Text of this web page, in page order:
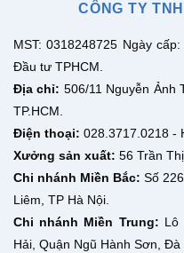
CÔNG TY
MST: 0318248725 Ngày
Đầu tư TPHCM.
Địa chỉ: 506/11 Nguyễn Ảnh
TP.HCM.
Điện thoại: 028.3717.0218 -
Xưởng sản xuất: 56 Trần
Chi nhánh Miền Bắc: Số
Liêm, TP Hà Nội.
Chi nhánh Miền Trung: Lô
Hải, Quận Ngũ Hành Sơn, Đà